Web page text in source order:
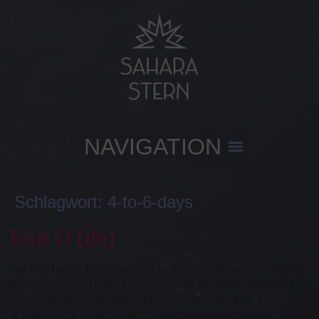
Schlagwort: 4-to-6-days
Tour O (de)